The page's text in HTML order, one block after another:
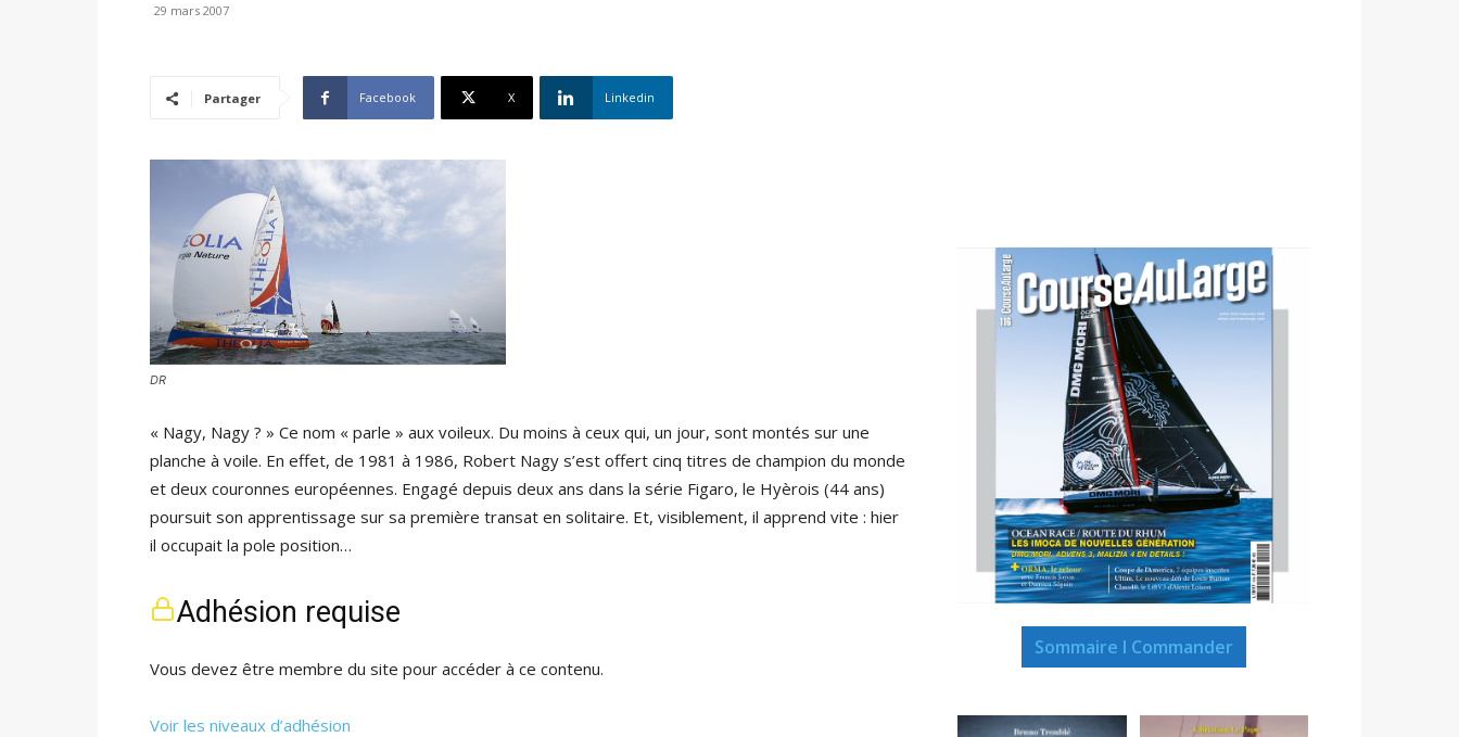
29 mars 2007
Partager Facebook X Linkedin
DR
« Nagy, Nagy ? » Ce nom « parle » aux voileux. Du moins à ceux qui, un jour, sont montés sur une
planche à voile. En effet, de 1981 à 1986, Robert Nagy s’est offert cinq titres de champion du monde
et deux couronnes européennes. Engagé depuis deux ans dans la série Figaro, le Hyèrois (44 ans)
poursuit son apprentissage sur sa première transat en solitaire. Et, visiblement, il apprend vite : hier
il occupait la pole position…
Adhésion requise
Vous devez être membre du site pour accéder à ce contenu.
Voir les niveaux d’adhésion
Sommaire I Commander